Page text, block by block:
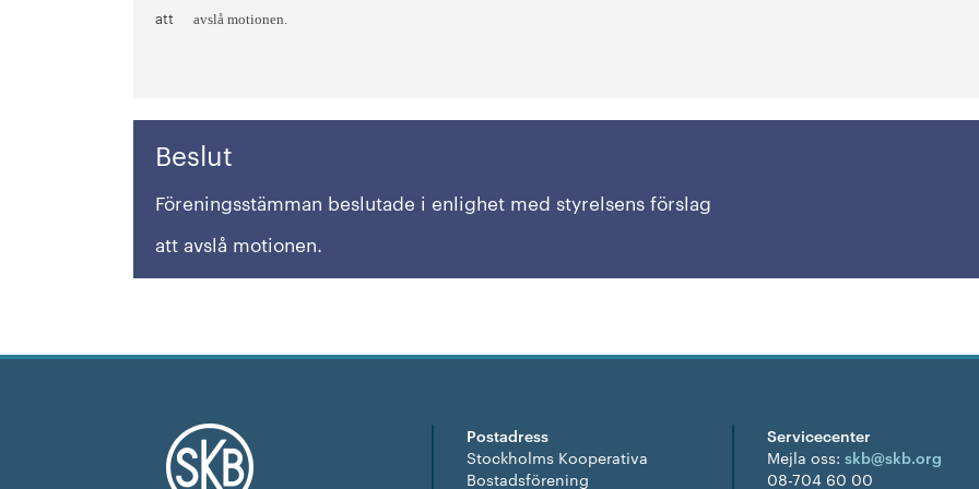
att avslå motionen.
Beslut
Föreningsstämman beslutade i enlighet med styrelsens förslag
att avslå motionen.
Postadress
Stockholms Kooperativa
Bostadsförening
Servicecenter
Mejla oss: skb@skb.org
08-704 60 00